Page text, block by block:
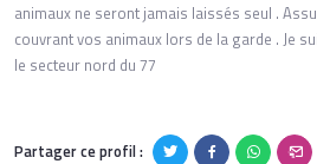
animaux ne seront jamais laissés seul .
couvrant vos animaux lors de la garde . Je
le secteur nord du 77
Partager ce profil :